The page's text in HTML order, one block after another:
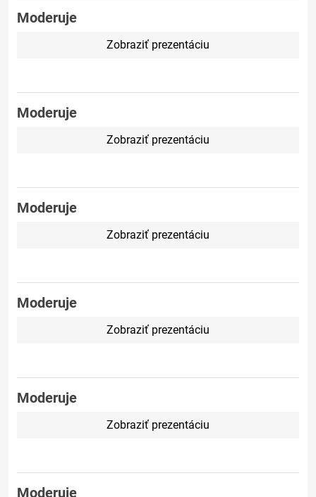
Moderuje
Zobraziť prezentáciu
Moderuje
Zobraziť prezentáciu
Moderuje
Zobraziť prezentáciu
Moderuje
Zobraziť prezentáciu
Moderuje
Zobraziť prezentáciu
Moderuje